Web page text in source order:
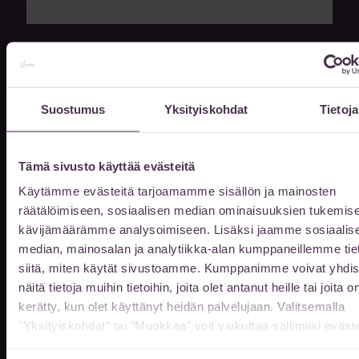
Suostumus Yksityiskohdat Tietoja
Tämä sivusto käyttää evästeitä
Käytämme evästeitä tarjoamamme sisällön ja mainosten
räätälöimiseen, sosiaalisen median ominaisuuksien
kävijämäärämme analysoimiseen. Lisäksi jaamme
median, mainosalan ja analytiikka-alan kumppaneillemme
siitä, miten käytät sivustoamme. Kumppanimme voivat
näitä tietoja muihin tietoihin, joita olet antanut heille tai joita
kerätty, kun olet käyttänyt heidän palvelujaan. Valitsemalla
"Yksityiskohdat" tai "Muokkaa" voit vaikuttaa sallimiisi
Puhelin
Viestisi
LÄHETÄ